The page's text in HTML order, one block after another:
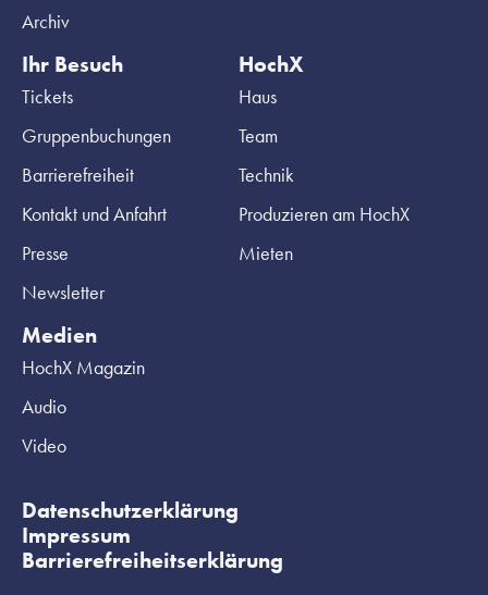
Archiv
Ihr Besuch
Tickets
Gruppenbuchungen
Barrierefreiheit
Kontakt und Anfahrt
Presse
Newsletter
HochX
Haus
Team
Technik
Produzieren am HochX
Mieten
Medien
HochX Magazin
Audio
Video
Datenschutzerklärung
Impressum
Barrierefreiheitserklärung